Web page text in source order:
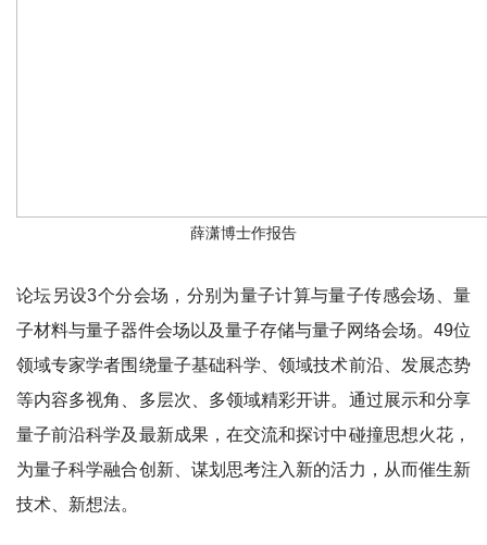
薛潇博士作报告
论坛另设3个分会场，分别为量子计算与量子传感会场、量
子材料与量子器件会场以及量子存储与量子网络会场。49位
领域专家学者围绕量子基础科学、领域技术前沿、发展态势
等内容多视角、多层次、多领域精彩开讲。通过展示和分享
量子前沿科学及最新成果，在交流和探讨中碰撞思想火花，
为量子科学融合创新、谋划思考注入新的活力，从而催生新
技术、新想法。